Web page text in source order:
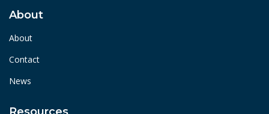
About
About
Contact
News